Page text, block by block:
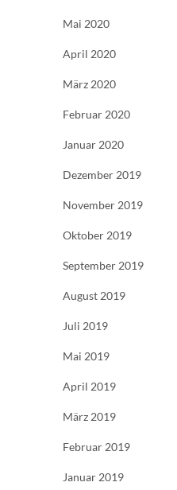
Mai 2020
April 2020
März 2020
Februar 2020
Januar 2020
Dezember 2019
November 2019
Oktober 2019
September 2019
August 2019
Juli 2019
Mai 2019
April 2019
März 2019
Februar 2019
Januar 2019